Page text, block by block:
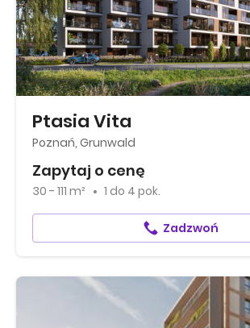
Ptasia Vita
Poznań, Grunwald
Zapytaj o cenę
30 - 111 m² 1 do 4 pok.
Zadzwoń